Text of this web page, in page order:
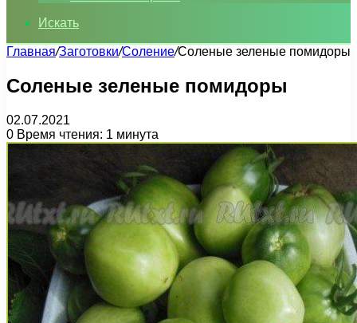
Искать
Главная/Заготовки/Соление/Соленые зеленые помидоры
Соленые зеленые помидоры
02.07.2021
0 Время чтения: 1 минута